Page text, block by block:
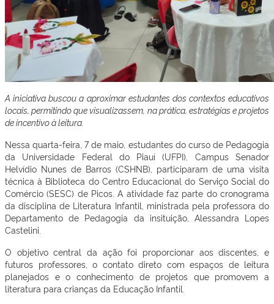
A iniciativa buscou a aproximar estudantes dos contextos educativos
locais, permitindo que visualizassem, na prática, estratégias e projetos
de incentivo à leitura.
Nessa quarta-feira, 7 de maio, estudantes do curso de Pedagogia
da Universidade Federal do Piauí (UFPI), Campus Senador
Helvídio Nunes de Barros (CSHNB), participaram de uma visita
técnica à Biblioteca do Centro Educacional do Serviço Social do
Comércio (SESC) de Picos. A atividade faz parte do cronograma
da disciplina de Literatura Infantil, ministrada pela professora do
Departamento de Pedagogia da insituição, Alessandra Lopes
Castelini.
O objetivo central da ação foi proporcionar aos discentes, e
futuros professores, o contato direto com espaços de leitura
planejados e o conhecimento de projetos que promovem a
literatura para crianças da Educação Infantil.